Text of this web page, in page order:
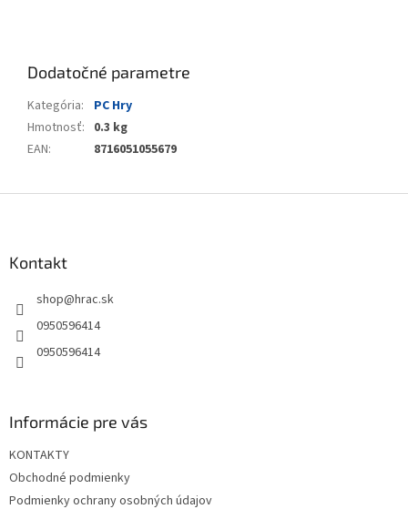
Dodatočné parametre
Kategória:
PC Hry
Hmotnosť: 0.3 kg
EAN: 8716051055679
Kontakt
shop@hrac.sk
0950596414
0950596414
Informácie pre vás
KONTAKTY
Obchodné podmienky
Podmienky ochrany osobných údajov